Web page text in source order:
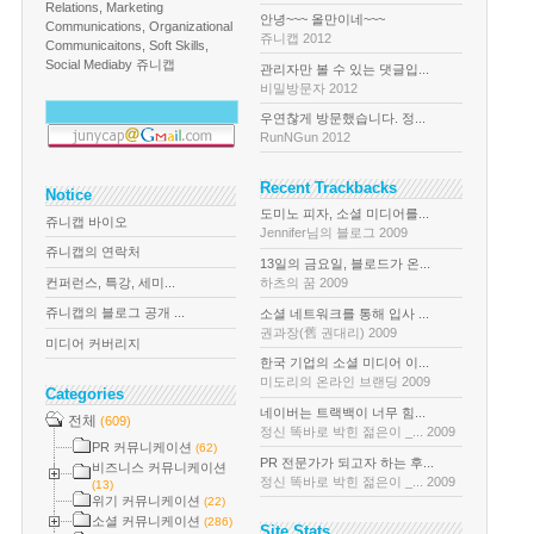
Relations, Marketing
Communications, Organizational
Communicaitons, Soft Skills,
Social Mediaby 쥬니캡
Notice
쥬니캡 바이오
쥬니캡의 연락처
컨퍼런스, 특강, 세미...
쥬니캡의 블로그 공개 ...
미디어 커버리지
Categories
전체 (609)
PR 커뮤니케이션 (62)
비즈니스 커뮤니케이션
(13)
위기 커뮤니케이션 (22)
소셜 커뮤니케이션 (286)
안녕~~~ 올만이네~~~
쥬니캡 2012
관리자만 볼 수 있는 댓글입...
비밀방문자 2012
우연찮게 방문했습니다. 정...
RunNGun 2012
Recent Trackbacks
도미노 피자, 소셜 미디어를...
Jennifer님의 블로그 2009
13일의 금요일, 블로드가 온...
하츠의 꿈 2009
소셜 네트워크를 통해 입사 ...
권과장(舊 권대리) 2009
한국 기업의 소셜 미디어 이...
미도리의 온라인 브랜딩 2009
네이버는 트랙백이 너무 힘...
정신 똑바로 박힌 젊은이 _... 2009
PR 전문가가 되고자 하는 후...
정신 똑바로 박힌 젊은이 _... 2009